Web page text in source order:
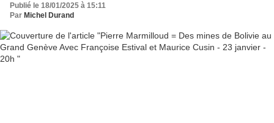
Publié le 18/01/2025 à 15:11
Par Michel Durand